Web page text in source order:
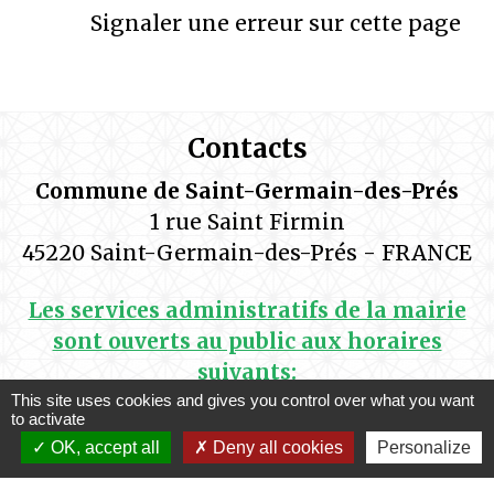
Signaler une erreur sur cette page
Contacts
Commune de Saint-Germain-des-Prés
1 rue Saint Firmin
45220 Saint-Germain-des-Prés - FRANCE
Les services administratifs de la mairie
sont ouverts au public aux horaires
suivants:
Lundi de14h00 à 17h15
Mardi de 9h00 à 12h00 et de 14h00 à 17h15
Mercredi de 9h00 à 12h00
This site uses cookies and gives you control over what you want
to activate
OK, accept all
Deny all cookies Personalize